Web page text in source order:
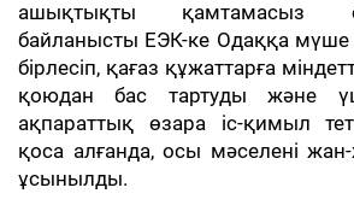
ашықтықты қамтамасыз
байланысты ЕЭК-ке Одаққа мүше
бірлесіп, қағаз құжаттарға
қоюдан бас тартуды және
ақпараттық өзара іс-қимыл
қоса алғанда, осы мәселені
ұсынылды.